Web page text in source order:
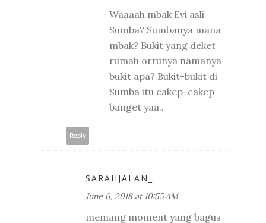
Waaaah mbak Evi asli
Sumba? Sumbanya mana
mbak? Bukit yang deket
rumah ortunya namanya
bukit apa? Bukit-bukit di
Sumba itu cakep-cakep
banget yaa..
Reply
SARAHJALAN_
June 6, 2018 at 10:55 AM
memang moment yang bagus